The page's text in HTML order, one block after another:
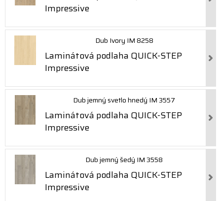
Impressive
Dub Ivory IM 8258
Laminátová podlaha QUICK-STEP
Impressive
Dub jemný svetlo hnedý IM 3557
Laminátová podlaha QUICK-STEP
Impressive
Dub jemný šedý IM 3558
Laminátová podlaha QUICK-STEP
Impressive